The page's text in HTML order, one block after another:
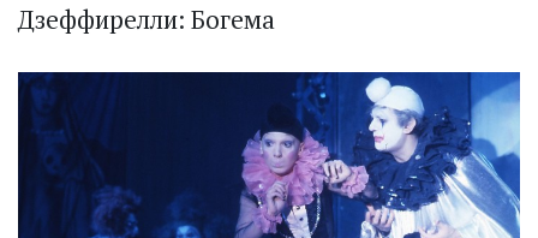
Дзеффирелли: Богема